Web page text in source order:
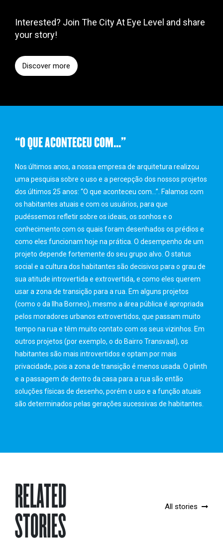
Interested? Join The City At Eye Level and share
your story!
Discover more
“O QUE ACONTECEU COM...”
Nos últimos anos, a nossa empresa de arquitetura realizou
uma pesquisa sobre o uso e a percepção dos nossos projetos
dos últimos 25 anos: “O que aconteceu com…”. Falamos com
os habitantes atuais e com os usuários, para que
pudéssemos refletir sobre os ideais, os sonhos e o
conhecimento com os quais foram desenhados os prédios e
como eles funcionam hoje na prática. O desempenho de um
projeto depende fortemente do seu grupo alvo. O status
social e a cultura dos habitantes são decisivos para o grau de
sua atitude introvertida e extrovertida, e como eles querem
usar a zona de transição para a rua. Em alguns projetos
(como o da Ilha Borneo), mesmo a área pública é apropriada
pelos moradores urbanos extrovertidos, que passam muito
tempo na rua e têm muito contato com os seus vizinhos. Em
outros projetos (por exemplo, o do Bairro Transvaal), os
habitantes são mais introvertidos e optam por mais
privacidade, pois a zona de transição é menos usada. O plinth
e a passagem de dentro da casa para a rua são então
soluções físicas de desenho, porém o uso e a função atuais
são determinados pelas gerações sucessivas de habitantes.
RELATED
STORIES
All stories